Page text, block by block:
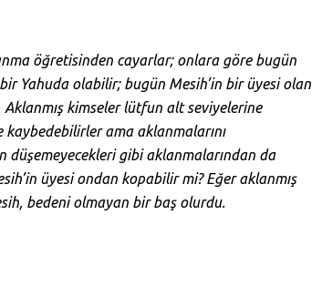
öğretisinden cayarlar; onlara göre bugün
Yahuda olabilir; bugün Mesih’in bir üyesi olan
Aklanmış kimseler lütfun alt seviyelerine
kaybedebilirler ama aklanmalarını
düşemeyecekleri gibi aklanmalarından da
üyesi ondan kopabilir mi? Eğer aklanmış
bedeni olmayan bir baş olurdu.